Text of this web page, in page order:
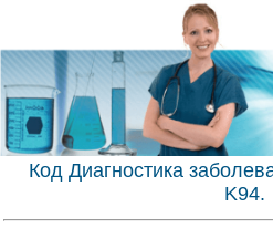
Код Диагностика
K94.